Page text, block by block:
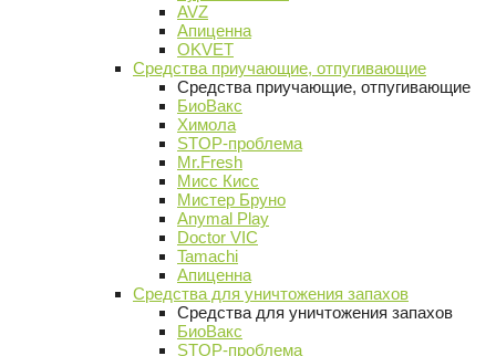
AVZ
Апиценна
OKVET
Средства приучающие, отпугивающие
Средства приучающие, отпугивающие
БиоВакс
Химола
STOP-проблема
Mr.Fresh
Мисс Кисс
Мистер Бруно
Anymal Play
Doctor VIC
Tamachi
Апиценна
Средства для уничтожения запахов
Средства для уничтожения запахов
БиоВакс
STOP-проблема